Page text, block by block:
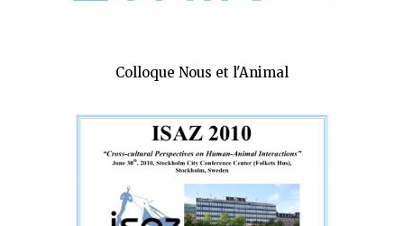
Colloque Nous et l'Animal